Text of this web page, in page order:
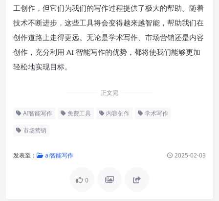
工创作，但它们为我们的写作过程提供了极大的帮助。随着
技术不断进步，这些工具将会变得越来越智能，帮助我们在
创作道路上走得更远。无论是学术写作、市场营销还是内容
创作，充分利用 AI 智能写作的优势，都将使我们能够更加
轻松地实现目标。
正文完
AI智能写作 免费工具 内容创作 学术写作
市场营销
发表至： ai智能写作 2025-02-03
0